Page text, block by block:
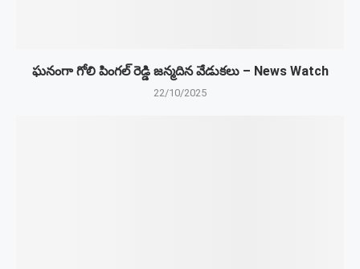
ఘనంగా గోలి పింగల్ రెడ్డి జన్మదిన వేడుకలు – News Watch
22/10/2025